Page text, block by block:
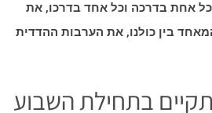
אחת בדרכה וכל אחד בדרכו, את
בין כולנו, את הערבות ההדדית
בתחילת השבוע